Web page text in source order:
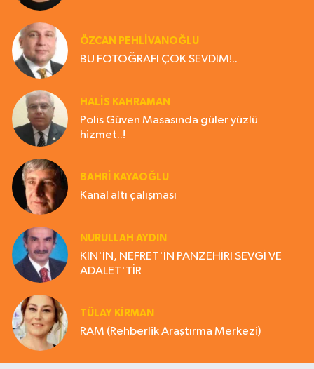
ÖZCAN PEHLİVANOĞLU
BU FOTOĞRAFI ÇOK SEVDİM!..
HALIS KAHRAMAN
Polis Güven Masasında güler yüzlü
hizmet..!
BAHRI KAYAOĞLU
Kanal altı çalışması
NURULLAH AYDIN
KİN'İN, NEFRET'İN PANZEHİRİ SEVGİ VE
ADALET'TİR
TÜLAY KİRMAN
RAM (Rehberlik Araştırma Merkezi)